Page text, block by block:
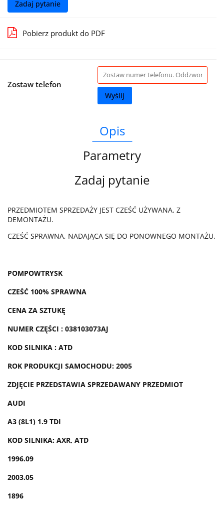
Zadaj pytanie
Pobierz produkt do PDF
Zostaw telefon
Wyślij
Opis
Parametry
Zadaj pytanie
PRZEDMIOTEM SPRZEDAŻY JEST CZEŚĆ UŻYWANA, Z
DEMONTAŻU.
CZEŚĆ SPRAWNA, NADAJĄCA SIĘ DO PONOWNEGO MONTAŻU.
POMPOWTRYSK
CZEŚĆ 100% SPRAWNA
CENA ZA SZTUKĘ
NUMER CZĘŚCI : 038103073AJ
KOD SILNIKA : ATD
ROK PRODUKCJI SAMOCHODU: 2005
ZDJĘCIE PRZEDSTAWIA SPRZEDAWANY PRZEDMIOT
AUDI
A3 (8L1) 1.9 TDI
KOD SILNIKA: AXR, ATD
1996.09
2003.05
1896